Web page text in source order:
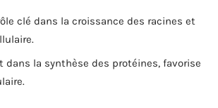
clé dans la croissance des racines et
dans la synthèse des protéines, favorise